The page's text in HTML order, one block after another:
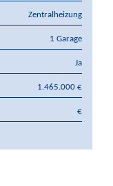
Zentralheizung
1 Garage
Ja
1.465.000 €
€